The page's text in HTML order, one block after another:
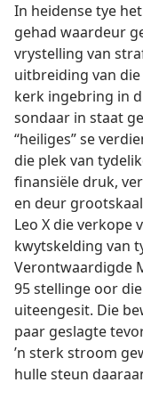
In heidense tye
gehad waardeur
vrystelling van
uitbreiding van
kerk ingebring in
sondaar in staat
“heiliges” se
die plek van
finansiële druk,
en deur
Leo X die verkope
kwytskelding van
Verontwaardigde
95 stellinge oor
uiteengesit. Die
paar geslagte
’n sterk stroom
hulle steun